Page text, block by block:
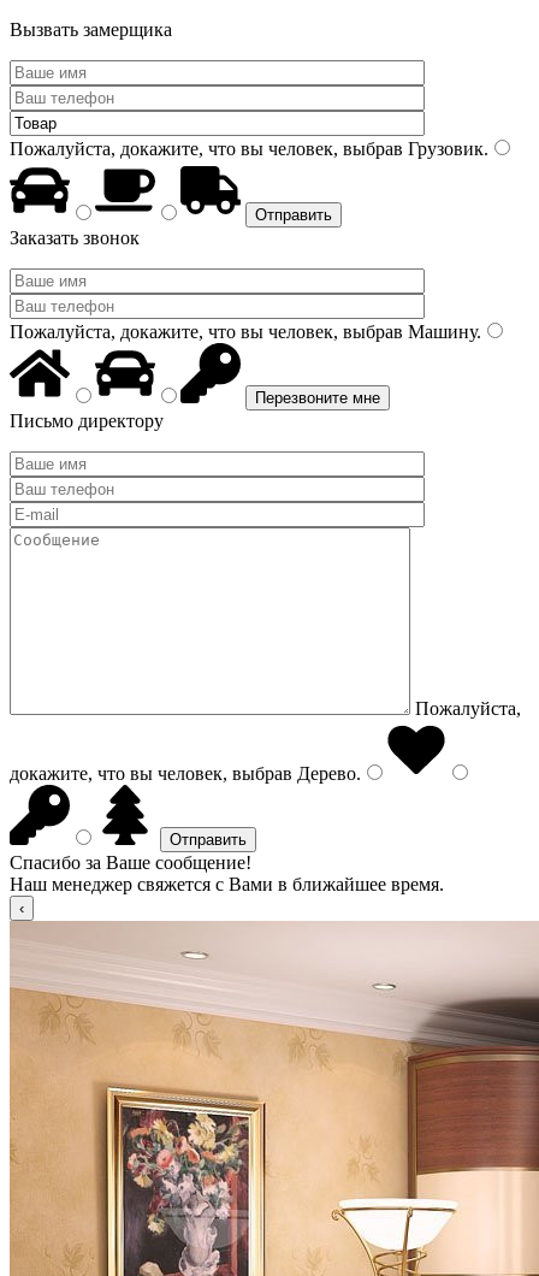
Вызвать замерщика
Пожалуйста, докажите, что вы человек, выбрав Грузовик.
Заказать звонок
Пожалуйста, докажите, что вы человек, выбрав Машину.
Письмо директору
Пожалуйста,
докажите, что вы человек, выбрав Дерево.
Спасибо за Ваше сообщение!
Наш менеджер свяжется с Вами в ближайшее время.